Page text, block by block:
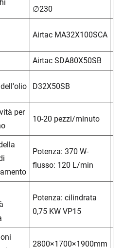
∅230
Airtac MA32X100SCA
Airtac SDA80X50SB
D32X50SB
per
10-20 pezzi/minuto
Potenza: 370 W-
flusso: 120 L/min
Potenza: cilindrata
0,75 KW VP15
2800×1700×1900mm